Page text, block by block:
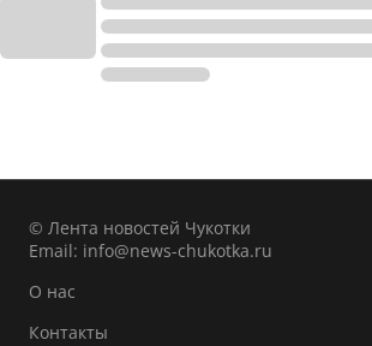
© Лента новостей Чукотки
Email: info@news-chukotka.ru
О нас
Контакты